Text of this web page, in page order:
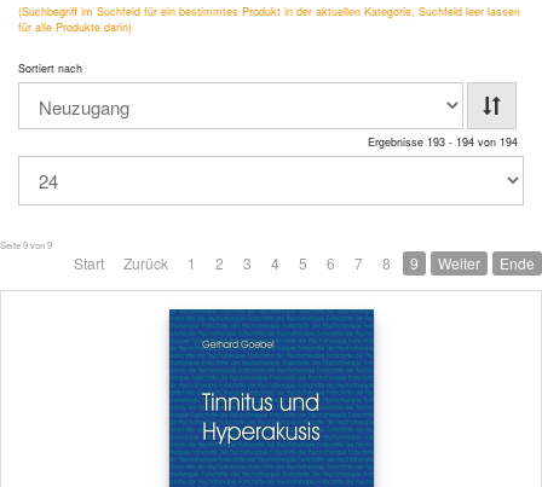
(Suchbegriff im Suchfeld für ein bestimmtes Produkt in der aktuellen Kategorie, Suchfeld leer lassen
für alle Produkte darin)
Sortiert nach
Ergebnisse 193 - 194 von 194
Seite 9 von 9
Start Zurück 1 2 3 4 5 6 7 8 9 Weiter Ende